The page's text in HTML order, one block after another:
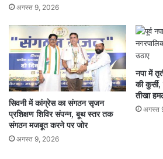
अगस्त 9, 2026
सिवनी में कांग्रेस का संगठन सृजन
प्रशिक्षण शिविर संपन्न, बूथ स्तर तक
संगठन मजबूत करने पर जोर
अगस्त 9, 2026
नपा में
की
तीखा
अगस्त